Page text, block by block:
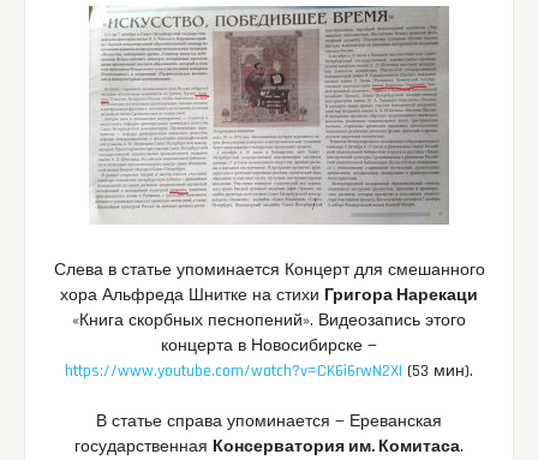
Слева в статье упоминается Концерт для смешанного
хора Альфреда Шнитке на стихи Григора Нарекаци
«Книга скорбных песнопений». Видеозапись этого
концерта в Новосибирске —
https://www.youtube.com/watch?v=CK6i6rwN2XI (53 мин).
В статье справа упоминается — Ереванская
государственная Консерватория им. Комитаса.